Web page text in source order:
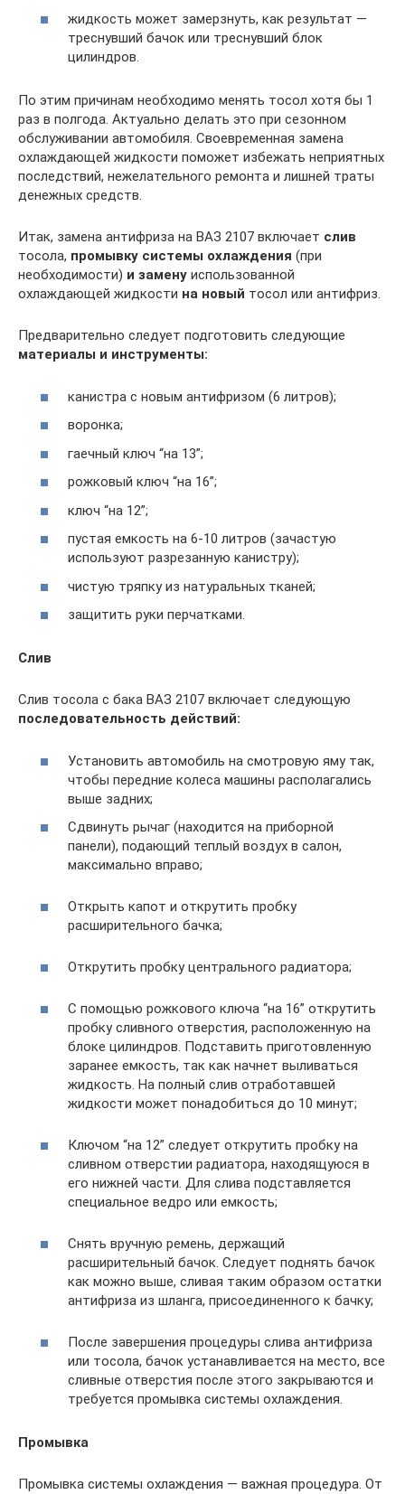
жидкость может замерзнуть, как результат —
треснувший бачок или треснувший блок
цилиндров.
По этим причинам необходимо менять тосол хотя бы 1
раз в полгода. Актуально делать это при сезонном
обслуживании автомобиля. Своевременная замена
охлаждающей жидкости поможет избежать неприятных
последствий, нежелательного ремонта и лишней траты
денежных средств.
Итак, замена антифриза на ВАЗ 2107 включает слив
тосола, промывку системы охлаждения (при
необходимости) и замену использованной
охлаждающей жидкости на новый тосол или антифриз.
Предварительно следует подготовить следующие
материалы и инструменты:
канистра с новым антифризом (6 литров);
воронка;
гаечный ключ “на 13”;
рожковый ключ “на 16”;
ключ “на 12”;
пустая емкость на 6-10 литров (зачастую
используют разрезанную канистру);
чистую тряпку из натуральных тканей;
защитить руки перчатками.
Слив
Слив тосола с бака ВАЗ 2107 включает следующую
последовательность действий:
Установить автомобиль на смотровую яму так,
чтобы передние колеса машины располагались
выше задних;
Сдвинуть рычаг (находится на приборной
панели), подающий теплый воздух в салон,
максимально вправо;
Открыть капот и открутить пробку
расширительного бачка;
Открутить пробку центрального радиатора;
С помощью рожкового ключа “на 16” открутить
пробку сливного отверстия, расположенную на
блоке цилиндров. Подставить приготовленную
заранее емкость, так как начнет выливаться
жидкость. На полный слив отработавшей
жидкости может понадобиться до 10 минут;
Ключом “на 12” следует открутить пробку на
сливном отверстии радиатора, находящуюся в
его нижней части. Для слива подставляется
специальное ведро или емкость;
Снять вручную ремень, держащий
расширительный бачок. Следует поднять бачок
как можно выше, сливая таким образом остатки
антифриза из шланга, присоединенного к бачку;
После завершения процедуры слива антифриза
или тосола, бачок устанавливается на место, все
сливные отверстия после этого закрываются и
требуется промывка системы охлаждения.
Промывка
Промывка системы охлаждения — важная процедура. От